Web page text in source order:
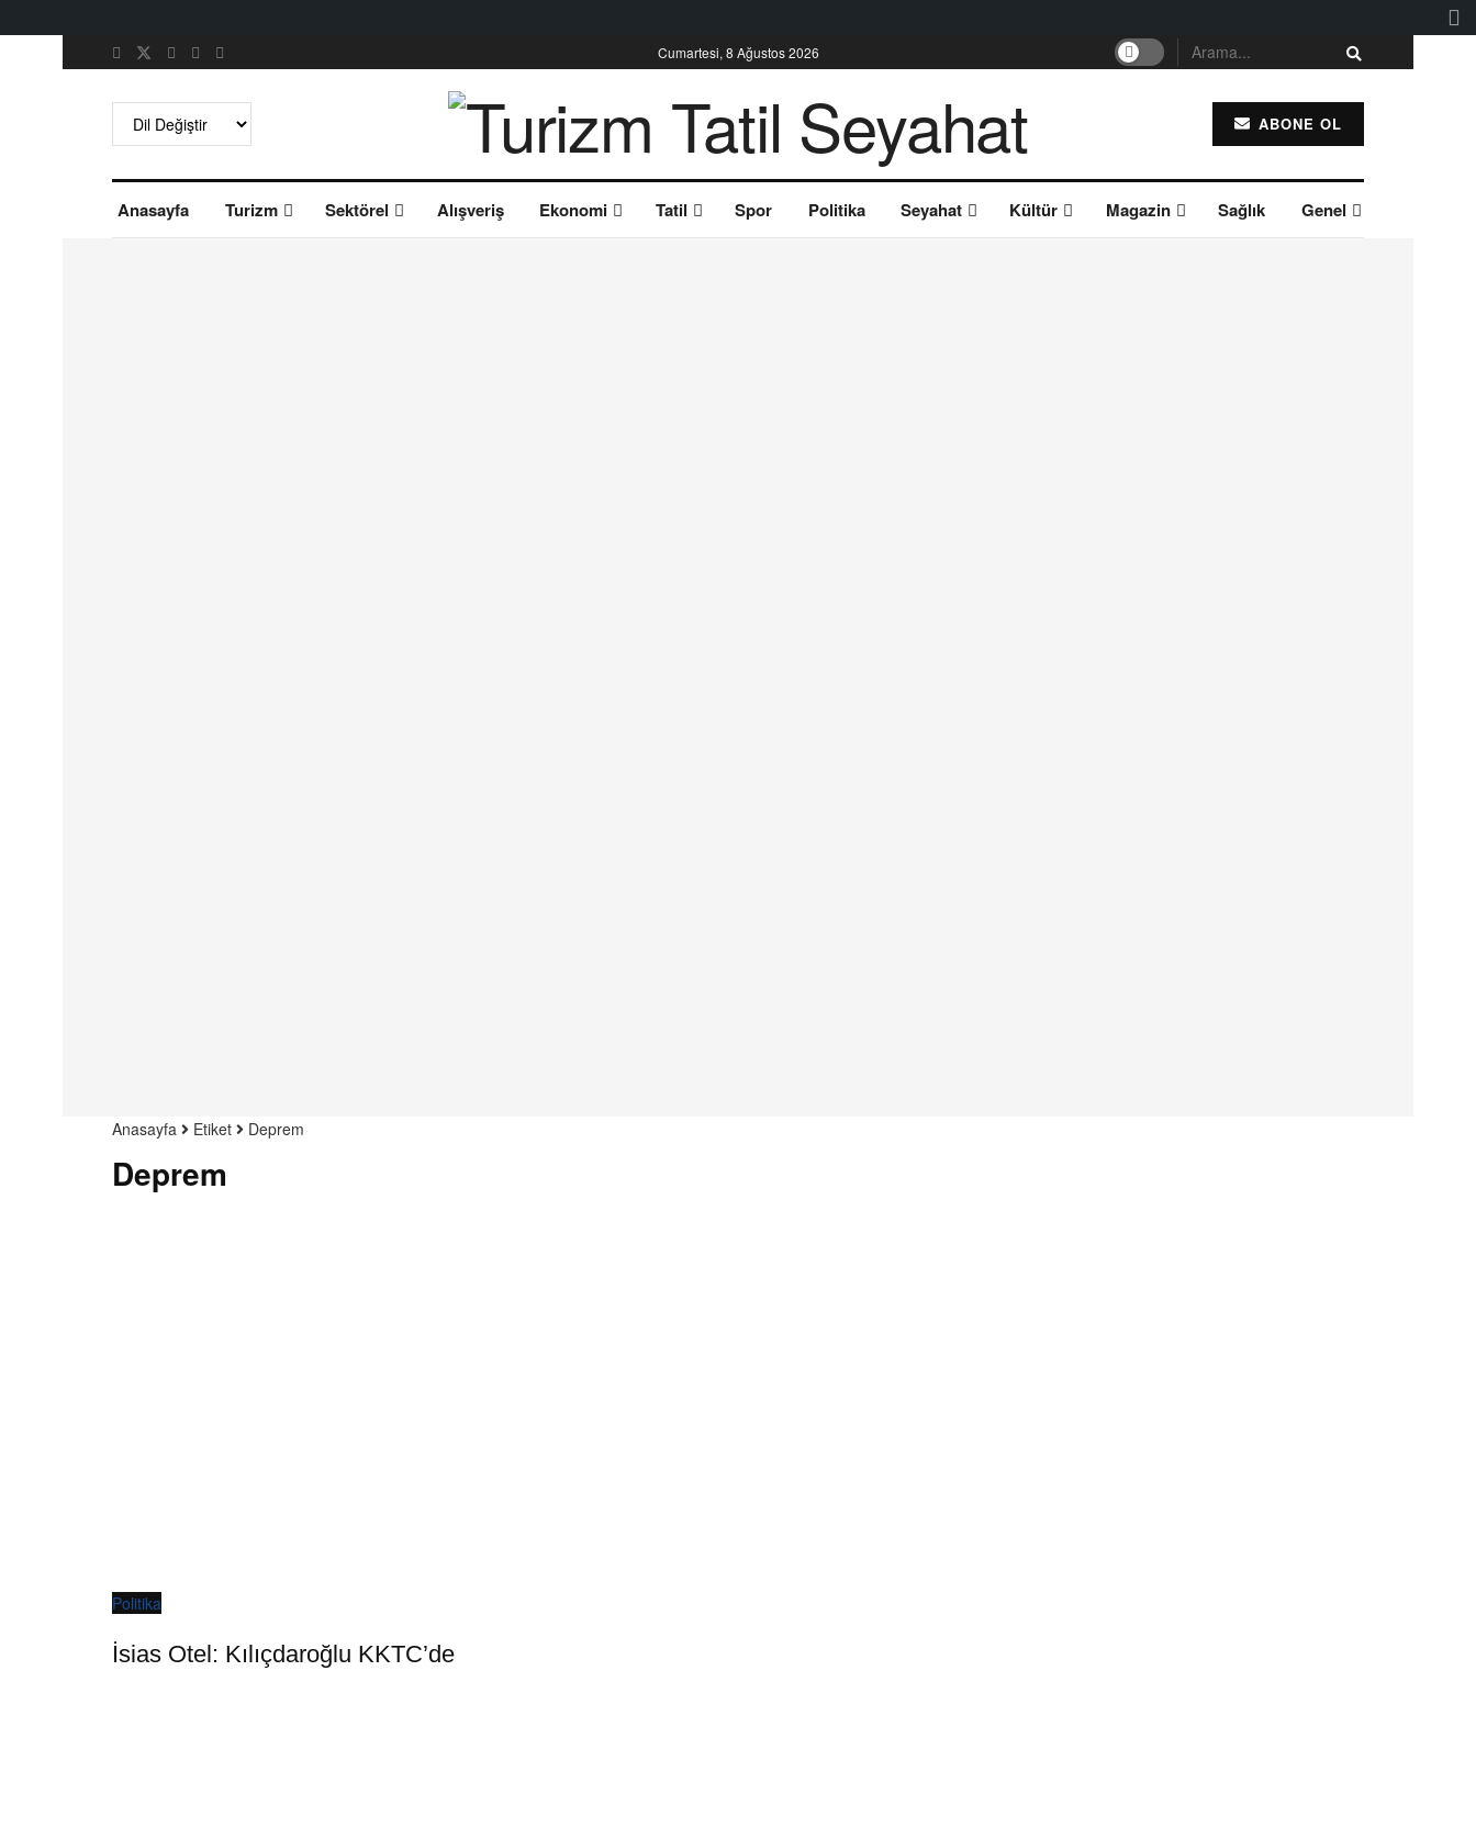
Cumartesi, 8 Ağustos 2026
ABONE OL
Anasayfa Turizm Sektörel Alışveriş Ekonomi Tatil Spor Politika Seyahat Kültür Magazin Sağlık Genel
Anasayfa Etiket Deprem
Deprem
Politika
İsias Otel: Kılıçdaroğlu KKTC’de